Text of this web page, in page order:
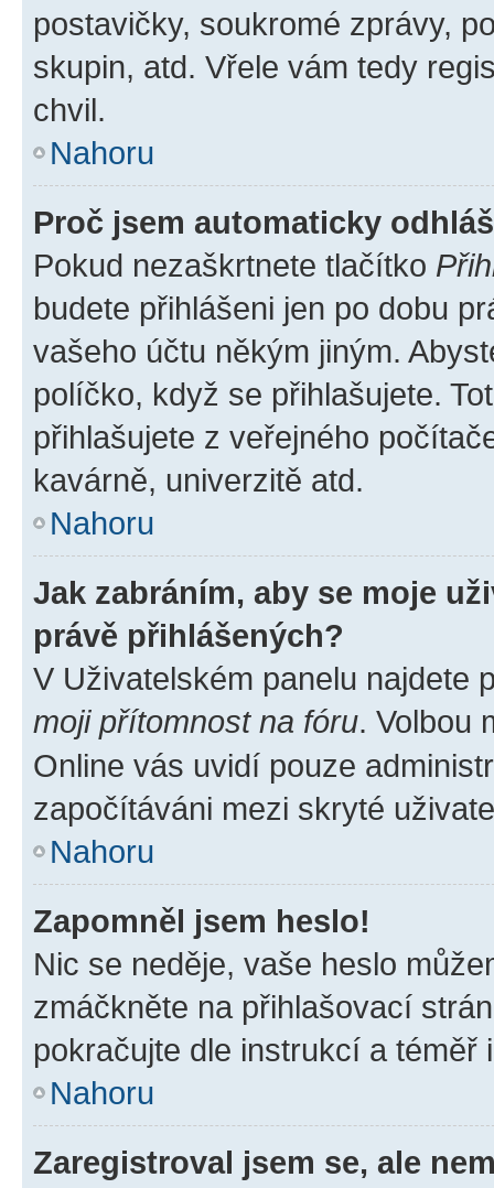
postavičky, soukromé zprávy,
skupin, atd. Vřele vám tedy
chvil.
Nahoru
Proč jsem automaticky
Pokud nezaškrtnete tlačítko
budete přihlášeni jen po dobu
vašeho účtu někým jiným.
políčko, když se přihlašujete.
přihlašujete z veřejného
kavárně, univerzitě atd.
Nahoru
Jak zabráním, aby se moje
právě přihlášených?
V Uživatelském panelu najdete
moji přítomnost na fóru. Volbou
Online vás uvidí pouze
započítáváni mezi skryté
Nahoru
Zapomněl jsem heslo!
Nic se neděje, vaše heslo
zmáčkněte na přihlašovací
pokračujte dle instrukcí a téměř
Nahoru
Zaregistroval jsem se, ale